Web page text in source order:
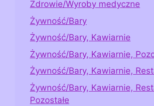
Zdrowie/Wyroby medyczne
Żywność/Bary
Żywność/Bary, Kawiarnie
Żywność/Bary, Kawiarnie,
Żywność/Bary, Kawiarnie,
Żywność/Bary, Kawiarnie,
Pozostałe